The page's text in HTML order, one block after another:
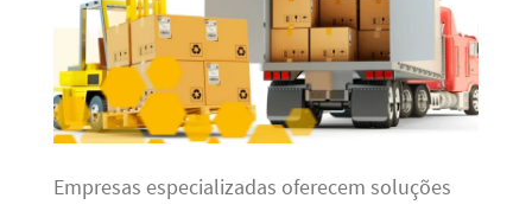
Empresas especializadas oferecem soluções